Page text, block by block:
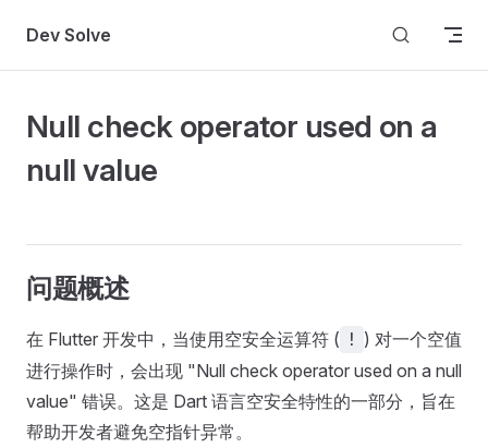
Skip to content
Dev Solve
Null check operator used on a
null value
问题概述
在 Flutter 开发中，当使用空安全运算符 ( ! ) 对一个空值
进行操作时，会出现 "Null check operator used on a null
value" 错误。这是 Dart 语言空安全特性的一部分，旨在
帮助开发者避免空指针异常。